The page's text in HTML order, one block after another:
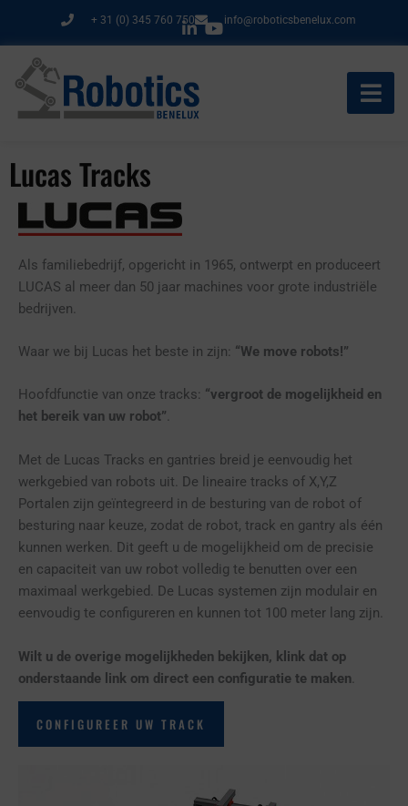
inhoud
+ 31 (0) 345 760 750 info@roboticsbenelux.com
Lucas Tracks
Als familiebedrijf, opgericht in 1965, ontwerpt en produceert
LUCAS al meer dan 50 jaar machines voor grote industriële
bedrijven.
Waar we bij Lucas het beste in zijn: “We move robots!”
Hoofdfunctie van onze tracks: “vergroot de mogelijkheid en
het bereik van uw robot”.
Met de Lucas Tracks en gantries breid je eenvoudig het
werkgebied van robots uit. De lineaire tracks of X,Y,Z
Portalen zijn geïntegreerd in de besturing van de robot of
besturing naar keuze, zodat de robot, track en gantry als één
kunnen werken. Dit geeft u de mogelijkheid om de precisie
en capaciteit van uw robot volledig te benutten over een
maximaal werkgebied. De Lucas systemen zijn modulair en
eenvoudig te configureren en kunnen tot 100 meter lang zijn.
Wilt u de overige mogelijkheden bekijken, klink dat op
onderstaande link om direct een configuratie te maken
CONFIGUREER UW TRACK